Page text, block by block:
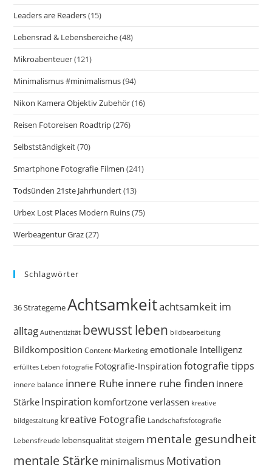
Leaders are Readers(15)
Lebensrad & Lebensbereiche(48)
Mikroabenteuer(121)
Minimalismus #minimalismus(94)
Nikon Kamera Objektiv Zubehör(16)
Reisen Fotoreisen Roadtrip(276)
Selbstständigkeit(70)
Smartphone Fotografie Filmen (241)
Todsünden 21ste Jahrhundert(13)
Urbex Lost Places Modern Ruins(75)
Werbeagentur Graz(27)
Schlagwörter
36 StrategemeAchtsamkeitachtsamkeit im
alltag Authentizität bewusst leben bildbearbeitung
Bildkomposition Content-Marketing emotionale Intelligenz
erfülltes Leben fotografie Fotografie-Inspiration fotografie tipps
innere balance innere Ruhe innere ruhe finden innere
Stärke Inspiration komfortzone verlassen kreative
bildgestaltung kreative Fotografie Landschaftsfotografie
Lebensfreude lebensqualität steigern mentale gesundheit
mentale Stärkeminimalismus Motivation